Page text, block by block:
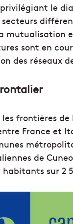
le
mutualisation
sont en
des réseaux
frontières
France et
de
sur 2